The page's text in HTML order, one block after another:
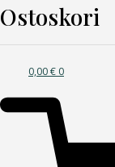
Ostoskori
0,00€ 0